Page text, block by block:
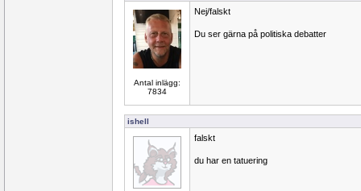
Antal inlägg:
7834
Nej/falskt
Du ser gärna på politiska debatter
ishell
falskt
du har en tatuering